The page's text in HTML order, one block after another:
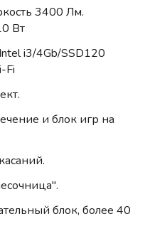
3400 Лм.
Вт
i3/4Gb/SSD120
Fi
и блок игр на
блок, более 40